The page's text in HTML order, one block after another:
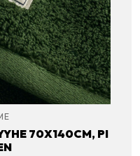
70X140CM, PI